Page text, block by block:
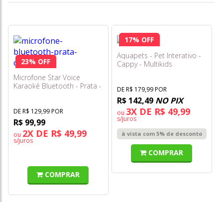
23% OFF
Microfone Star Voice
Karaokê Bluetooth - Prata -
DE R$ 129,99 POR
R$ 99,99
ou 2X DE R$ 49,99
s/juros
COMPRAR
17% OFF
Aquapets - Pet Interativo -
Cappy - Multikids
DE R$ 179,99 POR
R$ 142,49 NO PIX
ou 3X DE R$ 49,99
s/juros
à vista com 5% de desconto
COMPRAR